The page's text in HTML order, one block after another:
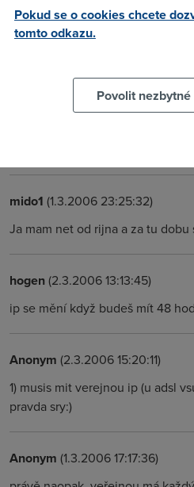
Mám ADSL ČTc od října 2004 a
(1.3.2006 18:44:50)
mido1 (1.3.2006 23:25:32)
Ja mam net od rijna a za tu
hogen(2.3.2006 13:13:45)
ip se mění když budeš mít 48
Anonym (2.3.2006 15:20:11)
1) musis mit verejnou ip (u adsl
pravda sry:)
Anonym (1.3.2006 17:17:36)
Pokud se o cookies chcete
tomto odkazu.
Povolit nezbytné